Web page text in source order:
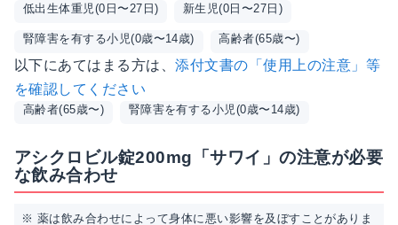
低出生体重児(0日〜27日) 新生児(0日〜27日)
腎障害を有する小児(0歳〜14歳) 高齢者(65歳〜)
以下にあてはまる方は、添付文書の「使用上の注意」等
を確認してください
高齢者(65歳〜) 腎障害を有する小児(0歳〜14歳)
アシクロビル錠200mg「サワイ」の注意が必要
な飲み合わせ
※ 薬は飲み合わせによって身体に悪い影響を及ぼすことがありま